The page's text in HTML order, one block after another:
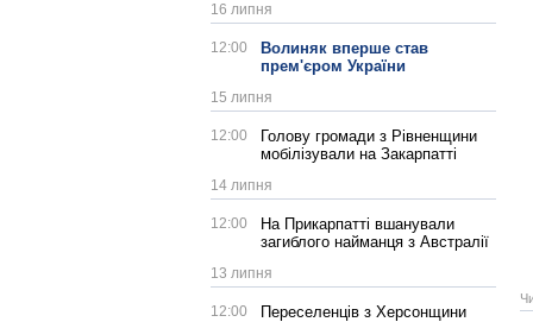
16 липня
12:00
Волиняк вперше став
прем'єром України
15 липня
12:00
Голову громади з Рівненщини
мобілізували на Закарпатті
14 липня
12:00
На Прикарпатті вшанували
загиблого найманця з Австралії
13 липня
12:00
Переселенців з Херсонщини